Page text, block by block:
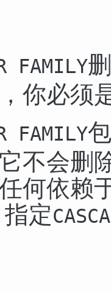
FAMILY
你必须
FAMILY
不会删
何依赖
定